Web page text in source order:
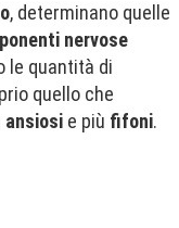
, determinano quelle
nervose
le quantità di
quello che
ansiosi e più fifoni.